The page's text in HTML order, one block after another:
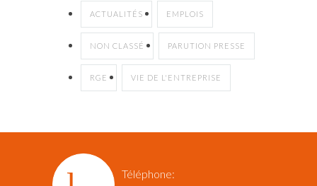
ACTUALITÉS EMPLOIS
NON CLASSÉ PARUTION PRESSE
RGE VIE DE L'ENTREPRISE
Téléphone: